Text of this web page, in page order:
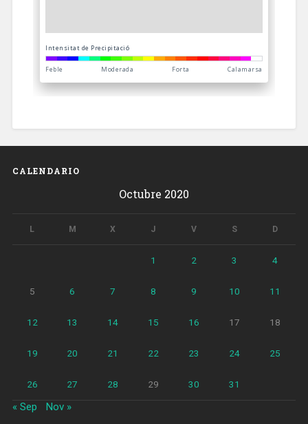
CALENDARIO
Octubre 2020
L M X J V S D
1 2 3 4
5 6 7 8 9 10 11
12 13 14 15 16 17 18
19 20 21 22 23 24 25
26 27 28 29 30 31
« Sep Nov »